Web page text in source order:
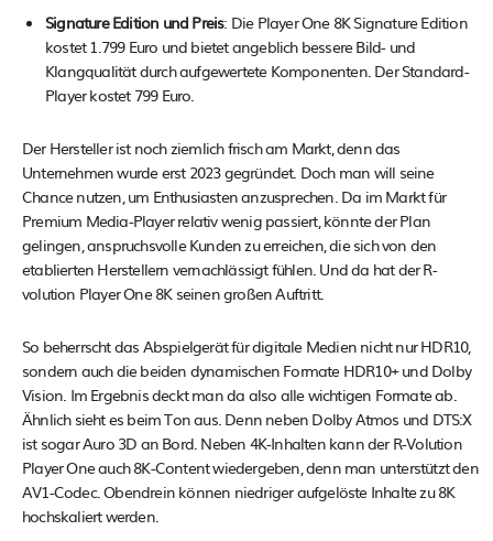
Signature Edition und Preis: Die Player One 8K Signature Edition
kostet 1.799 Euro und bietet angeblich bessere Bild- und
Klangqualität durch aufgewertete Komponenten. Der Standard-
Player kostet 799 Euro.
Der Hersteller ist noch ziemlich frisch am Markt, denn das
Unternehmen wurde erst 2023 gegründet. Doch man will seine
Chance nutzen, um Enthusiasten anzusprechen. Da im Markt für
Premium Media-Player relativ wenig passiert, könnte der Plan
gelingen, anspruchsvolle Kunden zu erreichen, die sich von den
etablierten Herstellern vernachlässigt fühlen. Und da hat der R-
volution Player One 8K seinen großen Auftritt.
So beherrscht das Abspielgerät für digitale Medien nicht nur HDR10,
sondern auch die beiden dynamischen Formate HDR10+ und Dolby
Vision. Im Ergebnis deckt man da also alle wichtigen Formate ab.
Ähnlich sieht es beim Ton aus. Denn neben Dolby Atmos und DTS:X
ist sogar Auro 3D an Bord. Neben 4K-Inhalten kann der R-Volution
Player One auch 8K-Content wiedergeben, denn man unterstützt den
AV1-Codec. Obendrein können niedriger aufgelöste Inhalte zu 8K
hochskaliert werden.